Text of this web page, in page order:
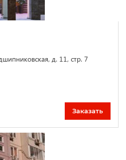
д. 11, стр. 7
Заказать